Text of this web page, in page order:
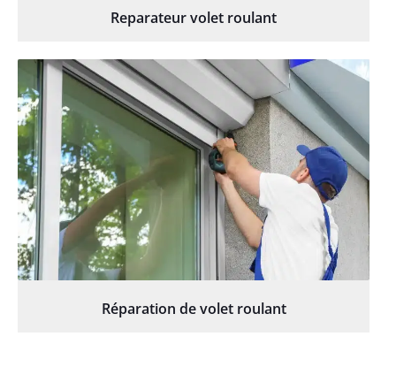
Reparateur volet roulant
Réparation de volet roulant